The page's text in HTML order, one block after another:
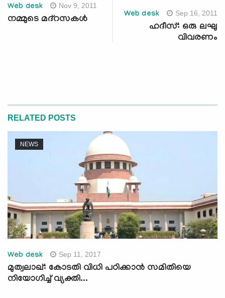
Web desk Nov 9, 2011
നമ്മുടെ മദ്‌റസകള്‍
Web desk Sep 16, 2011
ഹദീസ്: ഒരു ലഘു
വിവരണം
RELATED POSTS
NEWS
Web desk Sep 11, 2017
മുത്വലാഖ്: കോടതി വിധി പഠിക്കാന്‍ സമിതിയെ
നിയോഗിച്ച് വ്യക്തി...